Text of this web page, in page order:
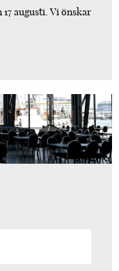
augusti. Vi önskar